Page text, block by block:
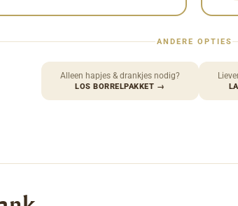
ANDERE OPTIES
Alleen hapjes & drankjes nodig?
LOS BORRELPAKKET →